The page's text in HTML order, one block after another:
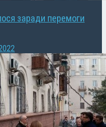
заради перемоги